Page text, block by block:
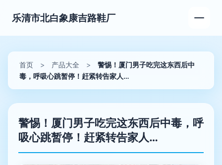
乐清市北白象康吉路鞋厂
首页 > 产品大全 >
警惕！厦门男子吃完这东西后中
毒，呼吸心跳暂停！赶紧转告家人…
警惕！厦门男子吃完这东西后中毒，呼
吸心跳暂停！赶紧转告家人…